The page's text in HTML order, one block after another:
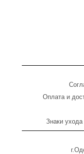
Оплата и
Знаки